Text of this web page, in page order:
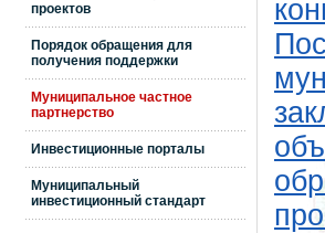
проектов
Порядок обращения для
получения поддержки
Муниципальное частное
партнерство
Инвестиционные порталы
Муниципальный
инвестиционный стандарт